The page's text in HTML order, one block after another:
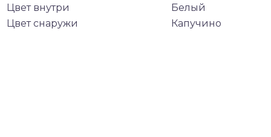
Цвет внутри
Белый
Цвет снаружи
Капучино